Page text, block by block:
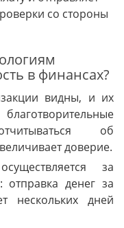
со стороны
в финансах?
видны, и их
об
доверие.
за
отправка денег за
нескольких дней